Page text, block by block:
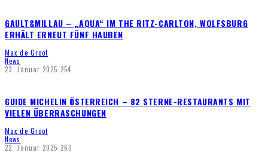
GAULT&MILLAU – „AQUA“ IM THE RITZ-CARLTON, WOLFSBURG
ERHÄLT ERNEUT FÜNF HAUBEN
Max de Groot
News
23. Januar 2025 254
GUIDE MICHELIN ÖSTERREICH – 82 STERNE-RESTAURANTS MIT
VIELEN ÜBERRASCHUNGEN
Max de Groot
News
22. Januar 2025 260